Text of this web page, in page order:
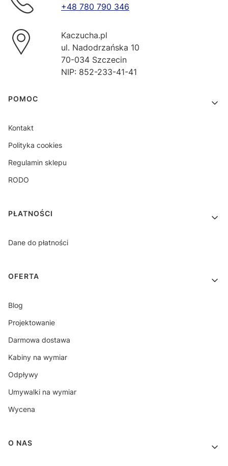
+48 780 790 346
Kaczucha.pl
ul. Nadodrzańska 10
70-034 Szczecin
NIP: 852-233-41-41
Linki w stopce
POMOC
Kontakt
Polityka cookies
Regulamin sklepu
RODO
PŁATNOŚCI
Dane do płatności
OFERTA
Blog
Projektowanie
Darmowa dostawa
Kabiny na wymiar
Odpływy
Umywalki na wymiar
Wycena
O NAS